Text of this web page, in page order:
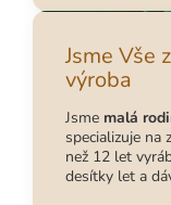
Jsme Vše
výroba
Jsme malá
specializuje na
než 12 let
desítky let a